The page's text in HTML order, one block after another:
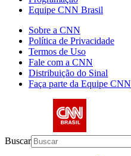
Equipe CNN Brasil
Sobre a CNN
Política de Privacidade
Termos de Uso
Fale com a CNN
Distribuição do Sinal
Faça parte da Equipe CNN
Buscar